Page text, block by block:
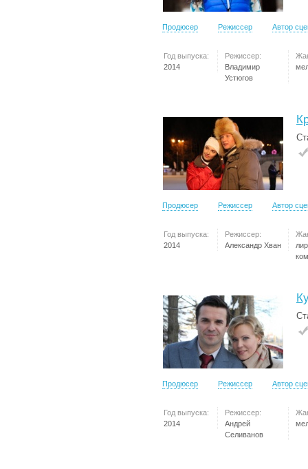
Продюсер Режиссер Автор
Год выпуска:
2014
Режиссер:
Владимир
Устюгов
Продюсер Режиссер Автор
Год выпуска:
2014
Режиссер:
Александр Хван
Продюсер Режиссер Автор
Год выпуска:
2014
Режиссер:
Андрей
Селиванов